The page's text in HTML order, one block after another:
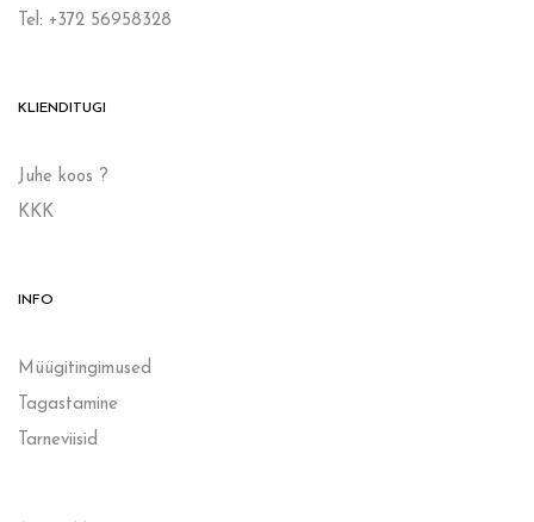
Tel: +372 56958328
KLIENDITUGI
Juhe koos ?
KKK
INFO
Müügitingimused
Tagastamine
Tarneviisid